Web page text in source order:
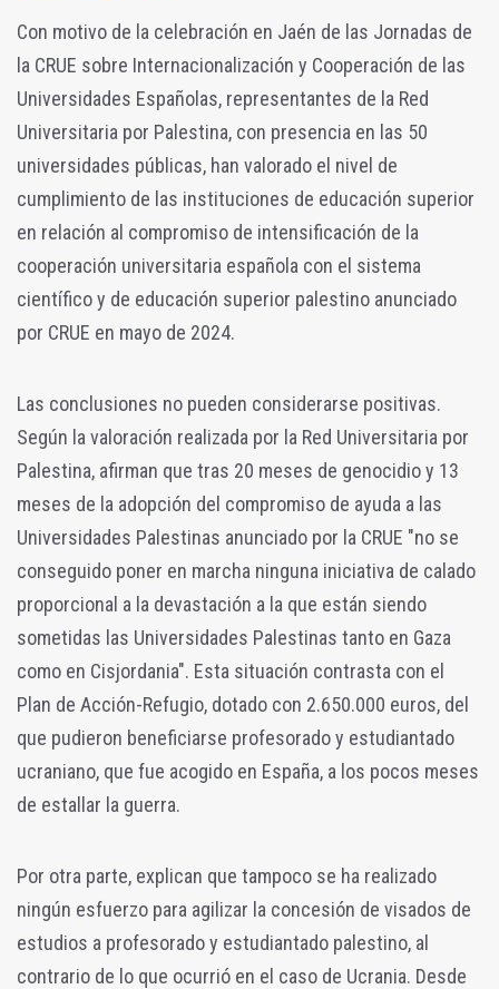
Con motivo de la celebración en Jaén de las Jornadas de
la CRUE sobre Internacionalización y Cooperación de las
Universidades Españolas, representantes de la Red
Universitaria por Palestina, con presencia en las 50
universidades públicas, han valorado el nivel de
cumplimiento de las instituciones de educación superior
en relación al compromiso de intensificación de la
cooperación universitaria española con el sistema
científico y de educación superior palestino anunciado
por CRUE en mayo de 2024.
Las conclusiones no pueden considerarse positivas.
Según la valoración realizada por la Red Universitaria por
Palestina, afirman que tras 20 meses de genocidio y 13
meses de la adopción del compromiso de ayuda a las
Universidades Palestinas anunciado por la CRUE "no se
conseguido poner en marcha ninguna iniciativa de calado
proporcional a la devastación a la que están siendo
sometidas las Universidades Palestinas tanto en Gaza
como en Cisjordania". Esta situación contrasta con el
Plan de Acción-Refugio, dotado con 2.650.000 euros, del
que pudieron beneficiarse profesorado y estudiantado
ucraniano, que fue acogido en España, a los pocos meses
de estallar la guerra.
Por otra parte, explican que tampoco se ha realizado
ningún esfuerzo para agilizar la concesión de visados de
estudios a profesorado y estudiantado palestino, al
contrario de lo que ocurrió en el caso de Ucrania. Desde